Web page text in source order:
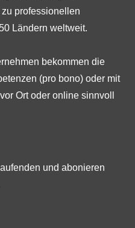
professionellen
Ländern weltweit.
bekommen die
(pro bono) oder mit
Ort oder online sinnvoll
und abonieren